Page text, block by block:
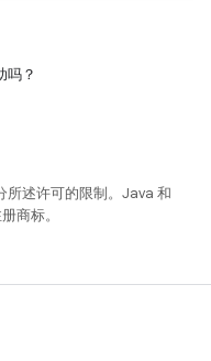
吗？
所述许可的限制。Java 和
商标。